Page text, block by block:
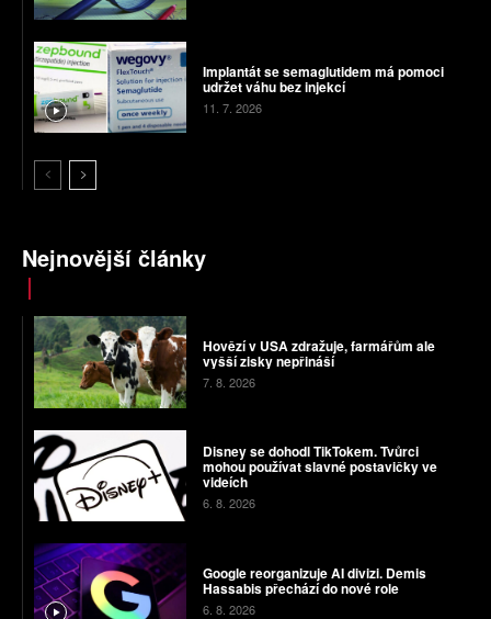
Implantát se semaglutidem má pomoci
udržet váhu bez injekcí
11. 7. 2026
Nejnovější články
Hovězí v USA zdražuje, farmářům ale
vyšší zisky nepřináší
7. 8. 2026
Disney se dohodl TikTokem. Tvůrci
mohou používat slavné postavičky ve
videích
6. 8. 2026
Google reorganizuje AI divizi. Demis
Hassabis přechází do nové role
6. 8. 2026